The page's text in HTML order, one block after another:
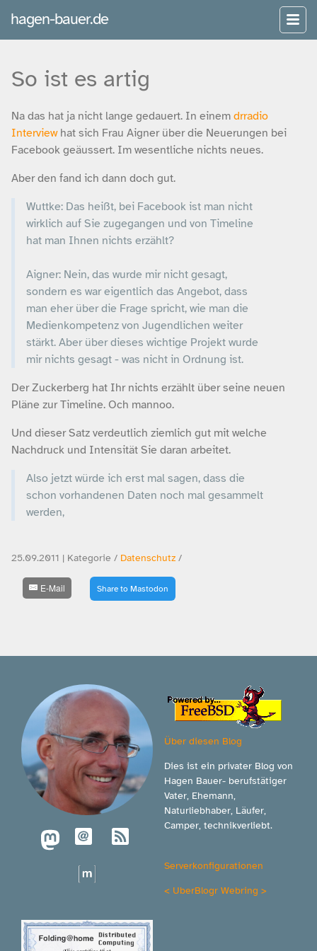
hagen-bauer.de
So ist es artig
Na das hat ja nicht lange gedauert. In einem drradio
Interviewhat sich Frau Aigner über die Neuerungen bei
Facebook geäussert. Im wesentliche nichts neues.
Aber den fand ich dann doch gut.
Wuttke:Das heißt, bei Facebook ist man nicht
wirklich auf Sie zugegangen und von Timeline
hat man Ihnen nichts erzählt?
Aigner:Nein, das wurde mir nicht gesagt,
sondern es war eigentlich das Angebot, dass
man eher über die Frage spricht, wie man die
Medienkompetenz von Jugendlichen weiter
stärkt. Aber über dieses wichtige Projekt wurde
mir nichts gesagt - was nicht in Ordnung ist.
Der Zuckerberg hat Ihr nichts erzählt über seine neuen
Pläne zur Timeline. Och mannoo.
Und dieser Satz verdeutlich ziemlich gut mit welche
Nachdruck und Intensität Sie daran arbeitet.
Also jetzt würde ich erst mal sagen, dass die
schon vorhandenen Daten noch mal gesammelt
werden,
25.09.2011 | Kategorie / Datenschutz /
E-Mail Share to Mastodon
Über diesen Blog
Dies ist ein privater Blog von
Hagen Bauer- berufstätiger
Vater, Ehemann,
Naturliebhaber, Läufer,
Camper, technikverliebt.
Serverkonfigurationen
< UberBlogr Webring >